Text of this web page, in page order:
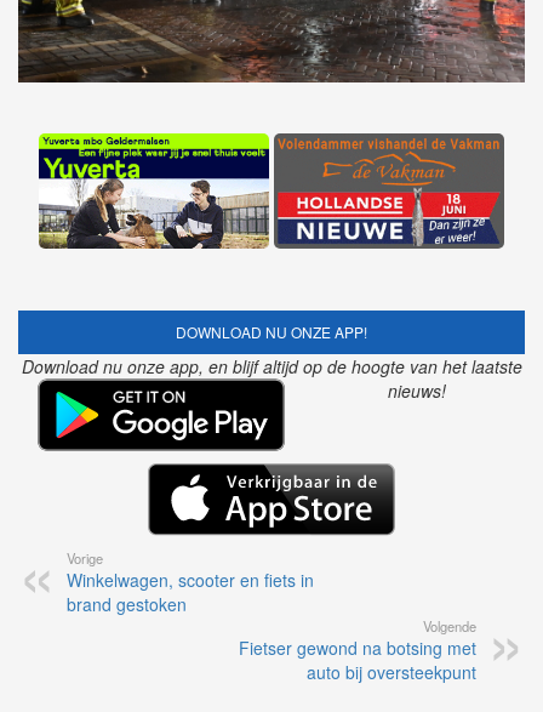
DOWNLOAD NU ONZE APP!
Download nu onze app, en blijf altijd op de hoogte van het laatste
nieuws!
Vorige
Winkelwagen, scooter en fiets in
brand gestoken
Volgende
Fietser gewond na botsing met
auto bij oversteekpunt